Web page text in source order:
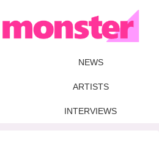
NEWS
ARTISTS
INTERVIEWS